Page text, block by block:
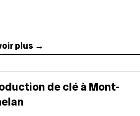
plus →
de clé à Mont-